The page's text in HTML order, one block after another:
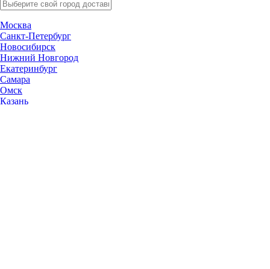
Москва
Санкт-Петербург
Новосибирск
Нижний Новгород
Екатеринбург
Самара
Омск
Казань